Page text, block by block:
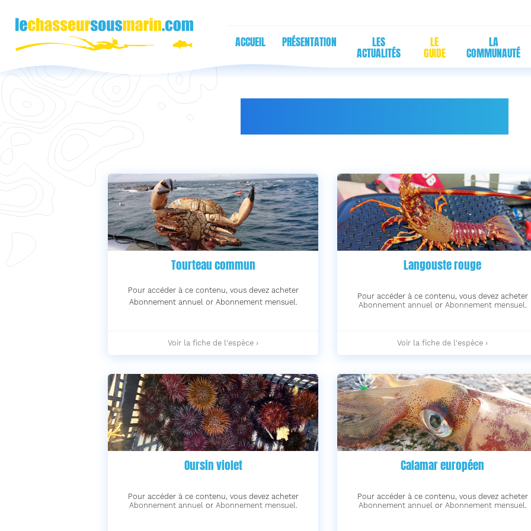
ACCUEIL PRÉSENTATION LES
ACTUALITÉS
LE
GUIDE
LA
COMMUNAUTÉ
Tourteau commun
Pour accéder à ce contenu, vous devez acheter
Abonnement annuel or Abonnement mensuel.
Tourteau
commun
Voir la fiche de l'espèce ›
Langouste rouge
Pour accéder à ce contenu, vous devez acheter
Abonnement annuelor Abonnement mensuel.
Langouste
rouge
Voir la fiche de l'espèce ›
Oursin violet
Pour accéder à ce contenu, vous devez acheter
Abonnement annuelor Abonnement mensuel.
Calamar européen
Pour accéder à ce contenu, vous devez acheter
Abonnement annuelor Abonnement mensuel.